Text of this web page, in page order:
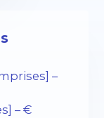
–
– €